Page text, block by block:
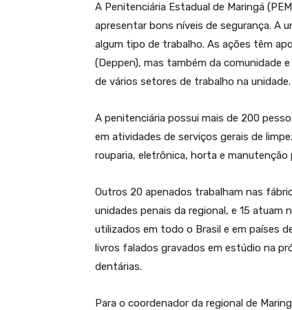
A Penitenciária Estadual de Maringá
apresentar bons níveis de segurança. A
algum tipo de trabalho. As ações têm
(Deppen), mas também da comunidade
de vários setores de trabalho na unidade.
A penitenciária possui mais de 200
em atividades de serviços gerais de
rouparia, eletrônica, horta e manutenção
Outros 20 apenados trabalham nas
unidades penais da regional, e 15 atuam
utilizados em todo o Brasil e em países
livros falados gravados em estúdio na
dentárias.
Para o coordenador da regional de